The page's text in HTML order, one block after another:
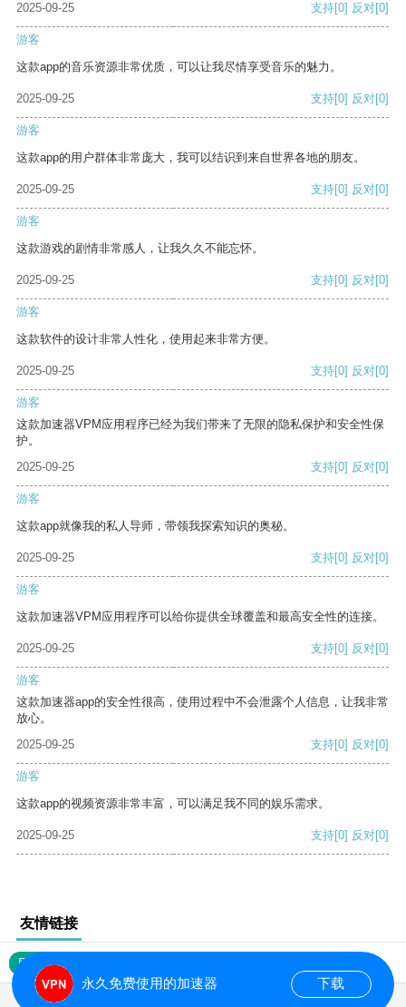
2025-09-25 支持[0] 反对[0]
游客
这款app的音乐资源非常优质，可以让我尽情享受音乐的魅力。
2025-09-25 支持[0] 反对[0]
游客
这款app的用户群体非常庞大，我可以结识到来自世界各地的朋友。
2025-09-25 支持[0] 反对[0]
游客
这款游戏的剧情非常感人，让我久久不能忘怀。
2025-09-25 支持[0] 反对[0]
游客
这款软件的设计非常人性化，使用起来非常方便。
2025-09-25 支持[0] 反对[0]
游客
这款加速器VPM应用程序已经为我们带来了无限的隐私保护和安全性保
护。
2025-09-25
支持[0] 反对[0]
游客
这款app就像我的私人导师，带领我探索知识的奥秘。
2025-09-25 支持[0] 反对[0]
游客
这款加速器VPM应用程序可以给你提供全球覆盖和最高安全性的连接。
2025-09-25 支持[0] 反对[0]
游客
这款加速器app的安全性很高，使用过程中不会泄露个人信息，让我非常
放心。
2025-09-25
支持[0] 反对[0]
游客
这款app的视频资源非常丰富，可以满足我不同的娱乐需求。
2025-09-25 支持[0] 反对[0]
友情链接
网站地图
永久免费使用的加速器 下载